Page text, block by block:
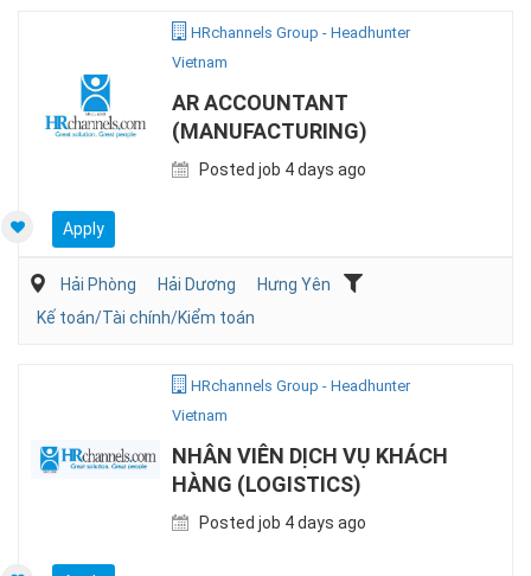
HRchannels Group - Headhunter
Vietnam
AR ACCOUNTANT
(MANUFACTURING)
Posted job 4 days ago
Apply
Hải Phòng Hải Dương
Hưng Yên
Kế toán/Tài chính/Kiểm toán
HRchannels Group - Headhunter
Vietnam
NHÂN VIÊN DỊCH VỤ KHÁCH
HÀNG (LOGISTICS)
Posted job 4 days ago